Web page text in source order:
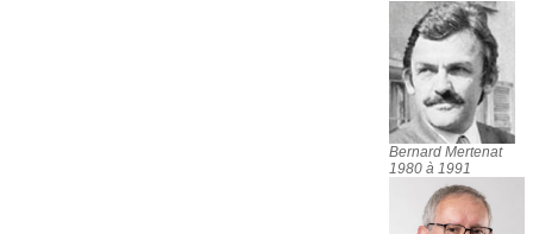
Bernard Mertenat
1980 à 1991